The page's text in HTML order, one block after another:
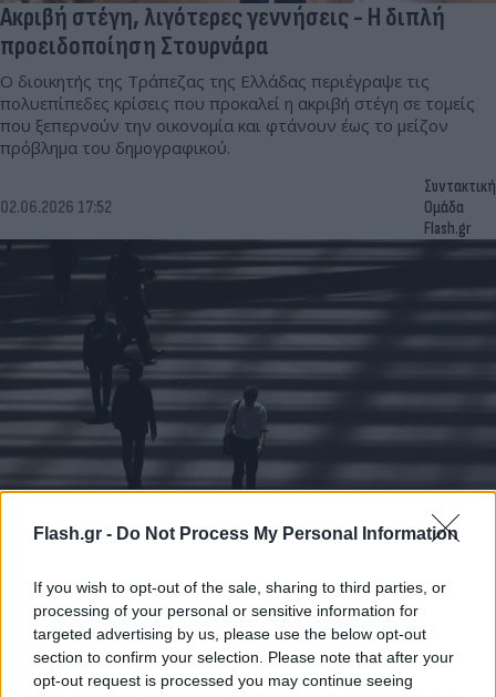
Flash.gr - Do Not Process My Personal Information
If you wish to opt-out of the sale, sharing to third parties, or
processing of your personal or sensitive information for
targeted advertising by us, please use the below opt-out
section to confirm your selection. Please note that after your
opt-out request is processed you may continue seeing
Ακριβή στέγη, λιγότερες γεννήσεις - Η διπλή
προειδοποίηση Στουρνάρα
Ο διοικητής της Τράπεζας της Ελλάδας περιέγραψε τις
πολυεπίπεδες κρίσεις που προκαλεί η ακριβή στέγη σε τομείς
που ξεπερνούν την οικονομία και φτάνουν έως το μείζον
πρόβλημα του δημογραφικού.
02.06.2026 17:52
Συντακτική
Ομάδα
Flash.gr
Αυτή είναι η χώρα που έχασε τρία εκατομμύρια
Μια από τις ισχυρότερες οικονομίες του κόσμου
συρρικνώνεται πληθυσμιακά.
29.05.2026 10:05
Έλλη